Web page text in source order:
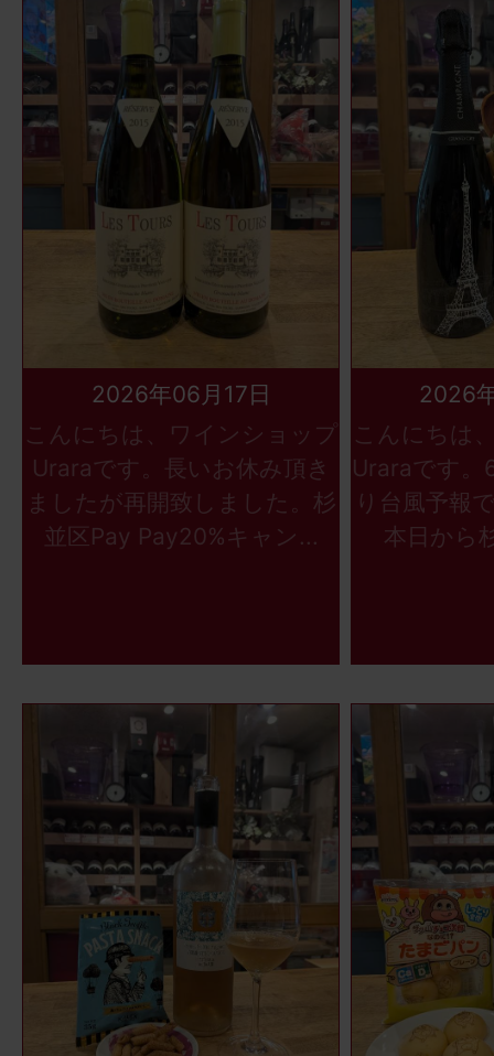
2026年06月17日
こんにちは、ワインショップ
Uraraです。長いお休み頂き
ましたが再開致しました。杉
並区Pay Pay20%キャン...
2026
こんにちは
Uraraです。
り台風予報
本日から